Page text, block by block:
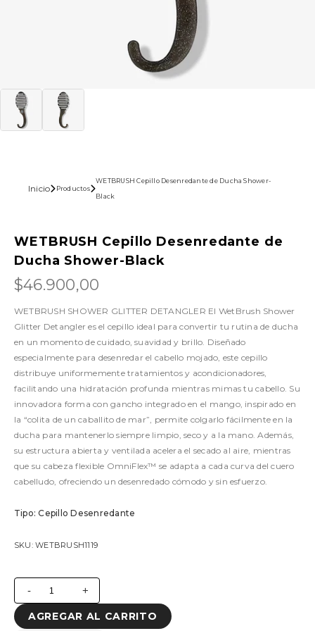
Inicio Productos
WETBRUSH Cepillo Desenredante de Ducha Shower-
Black
WETBRUSH Cepillo Desenredante de
Ducha Shower-Black
$46.900,00
WETBRUSH SHOWER GLITTER DETANGLER El WetBrush Shower
Glitter Detangler es el cepillo ideal para convertir tu rutina de ducha
en un momento de cuidado, suavidad y brillo. Diseñado
especialmente para desenredar el cabello mojado, este cepillo
distribuye uniformemente tratamientos y acondicionadores,
facilitando una hidratación profunda mientras mimas tu cabello. Su
innovadora forma con gancho integrado en el mango, inspirado en
la “colita de un caballito de mar”, permite colgarlo fácilmente en la
ducha para mantenerlo siempre limpio, seco y a la mano. Además,
su estructura abierta y ventilada acelera el secado al aire, mientras
que su cabeza flexible OmniFlex™ se adapta a cada curva del cuero
cabelludo, ofreciendo un desenredado cómodo y sin esfuerzo.
Tipo: Cepillo Desenredante
SKU: WETBRUSH1119
- +
AGREGAR AL CARRITO